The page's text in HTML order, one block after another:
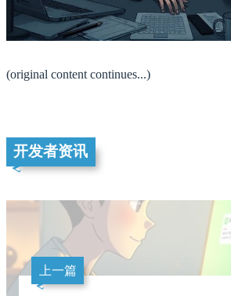
(original content continues...)
开发者资讯
上一篇